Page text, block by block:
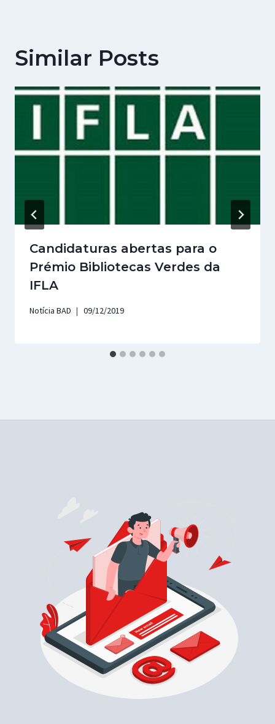
Similar Posts
Candidaturas abertas para o
Prémio Bibliotecas Verdes da
IFLA
Notícia BAD 09/12/2019